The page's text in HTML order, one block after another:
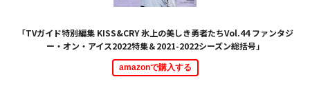
「TVガイド特別編集 KISS&CRY 氷上の美しき勇者たちVol.44 ファンタジ
ー・オン・アイス2022特集＆2021-2022シーズン総括号」
amazonで購入する